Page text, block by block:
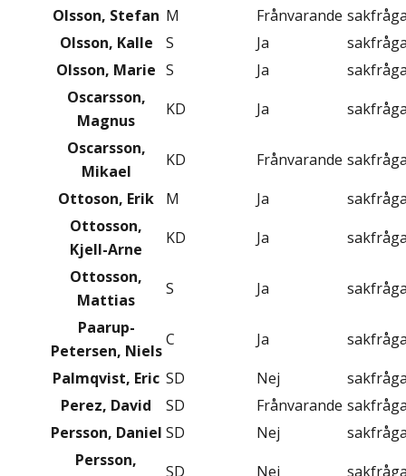
Olsson, Stefan M Frånvarande
Olsson, Kalle
S Ja
Olsson, Marie S Ja
Oscarsson,
Magnus
KD Ja
Oscarsson,
Mikael
KD Frånvarande
Ottoson, Erik
M Ja
Ottosson,
Kjell-Arne
KD Ja
Ottosson,
Mattias
S Ja
Paarup-
Petersen, Niels
C Ja
Palmqvist, Eric SD Nej
Perez, David
SD Frånvarande
Persson, Daniel SD Nej
Persson,
SD Nej